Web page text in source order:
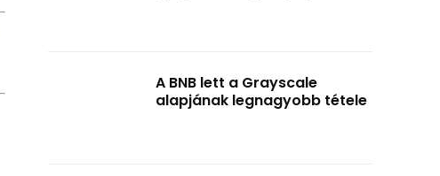
A BNB lett a Grayscale
alapjának legnagyobb tétele